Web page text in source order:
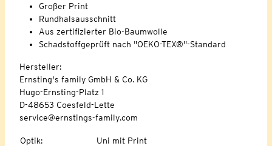
Großer Print
Rundhalsausschnitt
Aus zertifizierter Bio-Baumwolle
Schadstoffgeprüft nach "OEKO-TEX®"-Standard
Hersteller:
Ernsting's family GmbH & Co. KG
Hugo-Ernsting-Platz 1
D-48653 Coesfeld-Lette
service@ernstings-family.com
Optik: Uni mit Print